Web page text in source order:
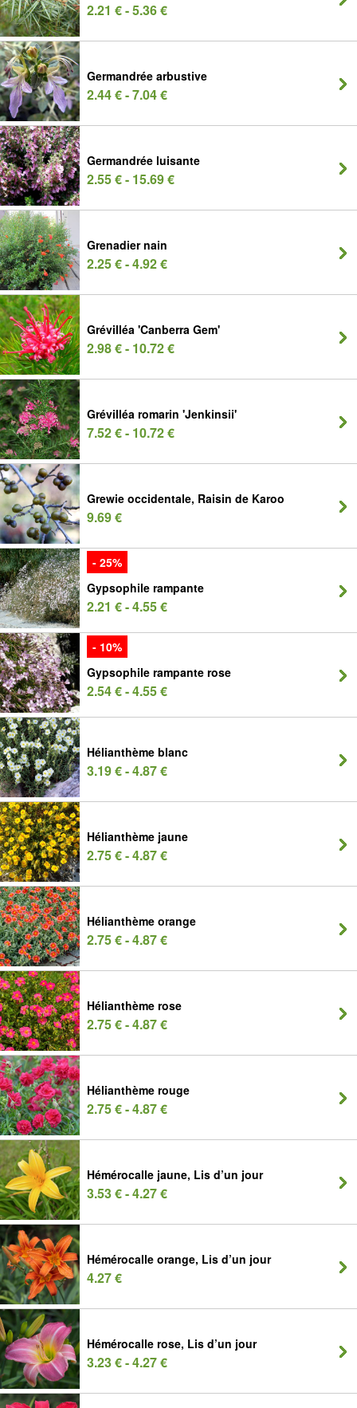
2.21 € - 5.36 €
Germandrée arbustive
2.44 € - 7.04 €
Germandrée luisante
2.55 € - 15.69 €
Grenadier nain
2.25 € - 4.92 €
Grévilléa 'Canberra Gem'
2.98 € - 10.72 €
Grévilléa romarin 'Jenkinsii'
7.52 € - 10.72 €
Grewie occidentale, Raisin de Karoo
9.69 €
- 25%
Gypsophile rampante
2.21 € - 4.55 €
- 10%
Gypsophile rampante rose
2.54 € - 4.55 €
Hélianthème blanc
3.19 € - 4.87 €
Hélianthème jaune
2.75 € - 4.87 €
Hélianthème orange
2.75 € - 4.87 €
Hélianthème rose
2.75 € - 4.87 €
Hélianthème rouge
2.75 € - 4.87 €
Hémérocalle jaune, Lis d’un jour
3.53 € - 4.27 €
Hémérocalle orange, Lis d’un jour
4.27 €
Hémérocalle rose, Lis d’un jour
3.23 € - 4.27 €